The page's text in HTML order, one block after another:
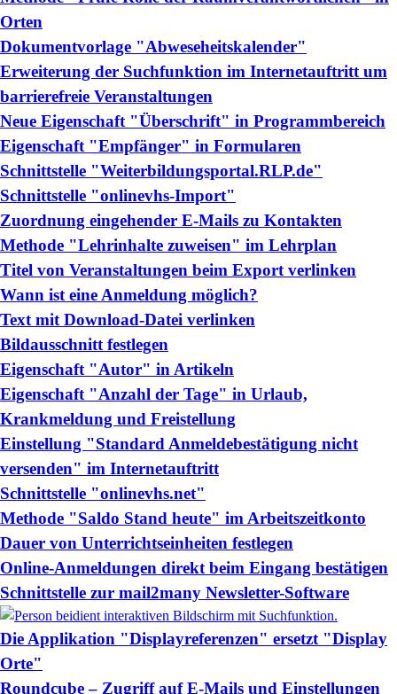
Orten
Dokumentvorlage "Abweseheitskalender"
Erweiterung der Suchfunktion im Internetauftritt um
barrierefreie Veranstaltungen
Neue Eigenschaft "Überschrift" in Programmbereich
Eigenschaft "Empfänger" in Formularen
Schnittstelle "Weiterbildungsportal.RLP.de"
Schnittstelle "onlinevhs-Import"
Zuordnung eingehender E-Mails zu Kontakten
Methode "Lehrinhalte zuweisen" im Lehrplan
Titel von Veranstaltungen beim Export verlinken
Wann ist eine Anmeldung möglich?
Text mit Download-Datei verlinken
Bildausschnitt festlegen
Eigenschaft "Autor" in Artikeln
Eigenschaft "Anzahl der Tage" in Urlaub,
Krankmeldung und Freistellung
Einstellung "Standard Anmeldebestätigung nicht
versenden" im Internetauftritt
Schnittstelle "onlinevhs.net"
Methode "Saldo Stand heute" im Arbeitszeitkonto
Dauer von Unterrichtseinheiten festlegen
Online-Anmeldungen direkt beim Eingang bestätigen
Schnittstelle zur mail2many Newsletter-Software
Die Applikation "Displayreferenzen" ersetzt "Display
Orte"
Roundcube – Zugriff auf E-Mails und Einstellungen